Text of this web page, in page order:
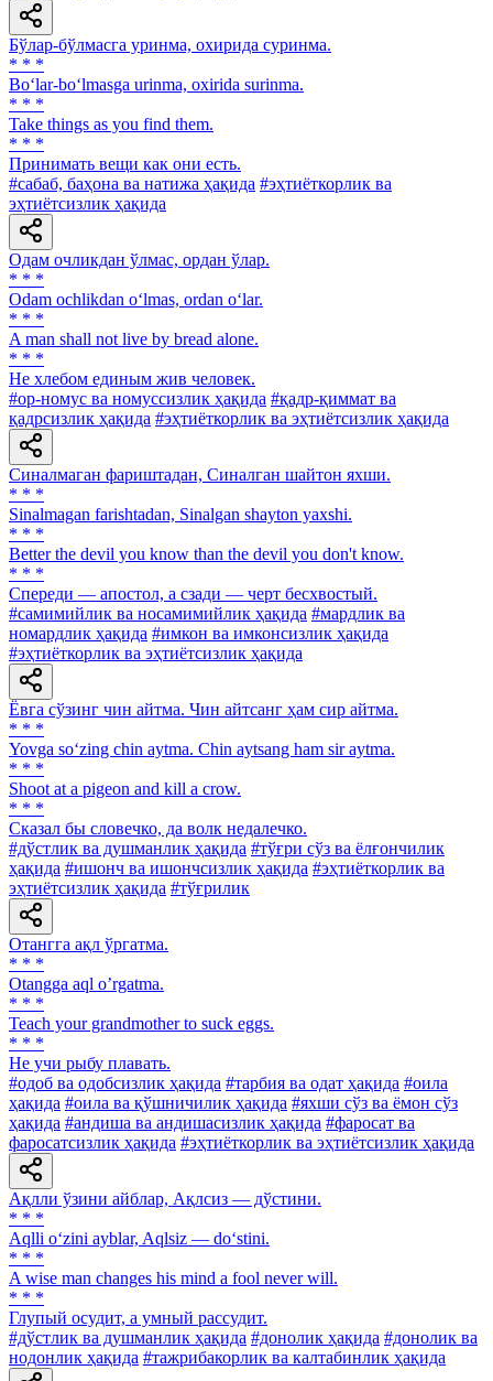
Бўлар-бўлмасга уринма, охирида суринма.
* * *
Bo‘lar-bo‘lmasga urinma, oxirida surinma.
* * *
Take things as you find them.
* * *
Принимать вещи как они есть.
#сабаб, баҳона ва натижа ҳақида #эҳтиёткорлик ва
эҳтиётсизлик ҳақида
Одам очликдан ўлмас, ордан ўлар.
* * *
Odam ochlikdan o‘lmas, ordan o‘lar.
* * *
A man shall not live by bread alone.
* * *
He хлебом единым жив человек.
#ор-номус ва номуссизлик ҳақида #қадр-қиммат ва
қадрсизлик ҳақида #эҳтиёткорлик ва эҳтиётсизлик ҳақида
Синалмаган фариштадан, Синалган шайтон яхши.
* * *
Sinalmagan farishtadan, Sinalgan shayton yaxshi.
* * *
Better the devil you know than the devil you don't know.
* * *
Спереди — апостол, а сзади — черт бесхвостый.
#самимийлик ва носамимийлик ҳақида #мардлик ва
номардлик ҳақида #имкон ва имконсизлик ҳақида
#эҳтиёткорлик ва эҳтиётсизлик ҳақида
Ёвга сўзинг чин айтма. Чин айтсанг ҳам сир айтма.
* * *
Yovga so‘zing chin aytma. Chin aytsang ham sir aytma.
* * *
Shoot at a pigeon and kill a crow.
* * *
Сказал бы словечко, да волк недалечко.
#дўстлик ва душманлик ҳақида #тўғри сўз ва ёлғончилик
ҳақида #ишонч ва ишончсизлик ҳақида #эҳтиёткорлик ва
эҳтиётсизлик ҳақида #тўғрилик
Отангга ақл ўргатма.
* * *
Otangga aql oʼrgatma.
* * *
Teach your grandmother to suck eggs.
* * *
He учи рыбу плавать.
#одоб ва одобсизлик ҳақида #тарбия ва одат ҳақида #оила
ҳақида #оила ва қўшничилик ҳақида #яхши сўз ва ёмон сўз
ҳақида #андиша ва андишасизлик ҳақида #фаросат ва
фаросатсизлик ҳақида #эҳтиёткорлик ва эҳтиётсизлик ҳақида
Ақлли ўзини айблар, Ақлсиз — дўстини.
* * *
Aqlli o‘zini ayblar, Aqlsiz — do‘stini.
* * *
A wise man changes his mind a fool never will.
* * *
Глупый осудит, a умный рассудит.
#дўстлик ва душманлик ҳақида #донолик ҳақида #донолик ва
нодонлик ҳақида #тажрибакорлик ва калтабинлик ҳақида